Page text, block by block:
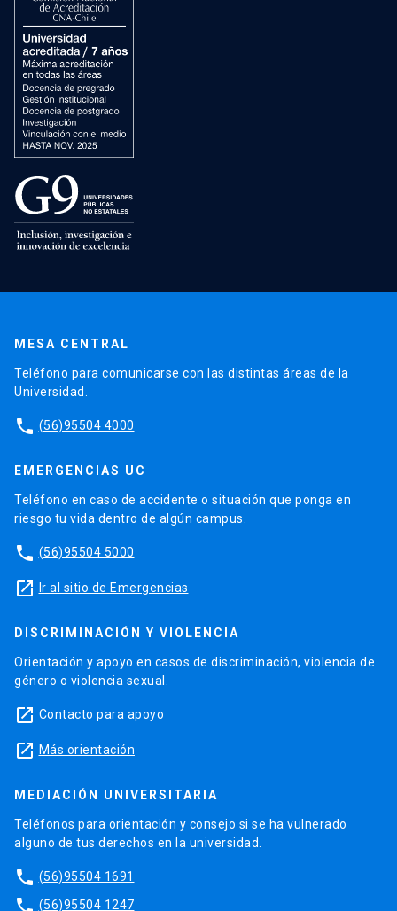
MESA CENTRAL
Teléfono para comunicarse con las distintas áreas de la
Universidad.
phone (56)95504 4000
EMERGENCIAS UC
Teléfono en caso de accidente o situación que ponga en
riesgo tu vida dentro de algún campus.
phone (56)95504 5000
launch Ir al sitio de Emergencias
DISCRIMINACIÓN Y VIOLENCIA
Orientación y apoyo en casos de discriminación, violencia de
género o violencia sexual.
launch Contacto para apoyo
launch Más orientación
MEDIACIÓN UNIVERSITARIA
Teléfonos para orientación y consejo si se ha vulnerado
alguno de tus derechos en la universidad.
phone (56)95504 1691
phone (56)95504 1247